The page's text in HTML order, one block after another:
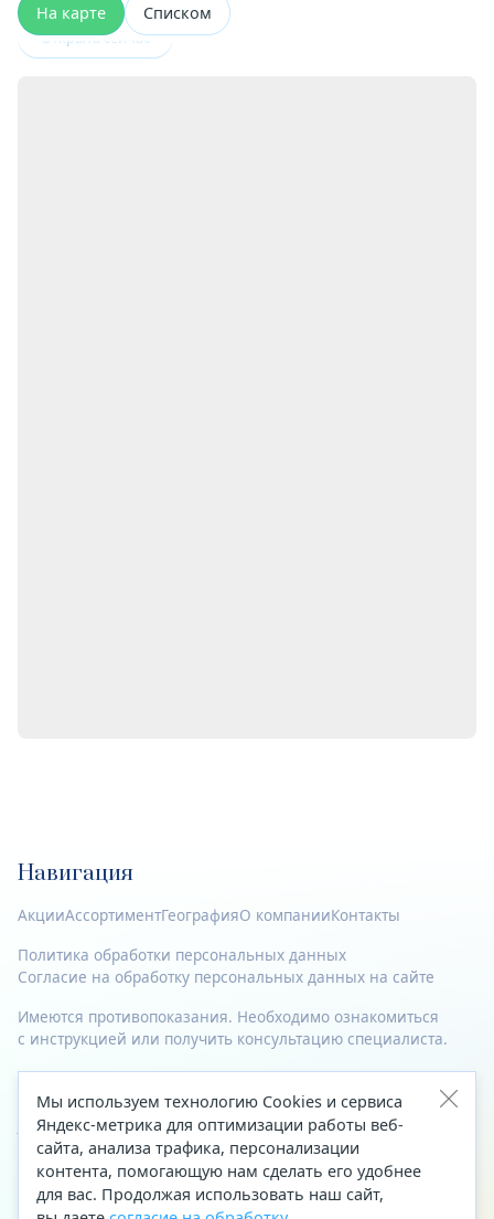
На карте Списком
Открыта сейчас
Навигация
АкцииАссортиментГеографияО компанииКонтакты
Политика обработки персональных данных
Согласие на обработку персональных данных на сайте
Имеются противопоказания. Необходимо ознакомиться
с инструкцией или получить консультацию специалиста.
© 2023—2026 Все права защищены.
Адрес
Архангельск, ул. Папанина, д. 19 (вход в здание со стороны
автоцентра «Тойота»)
Мы используем технологию Cookies и сервиса
Яндекс-метрика для оптимизации работы веб-
сайта, анализа трафика, персонализации
контента, помогающую нам сделать его удобнее
для вас. Продолжая использовать наш сайт,